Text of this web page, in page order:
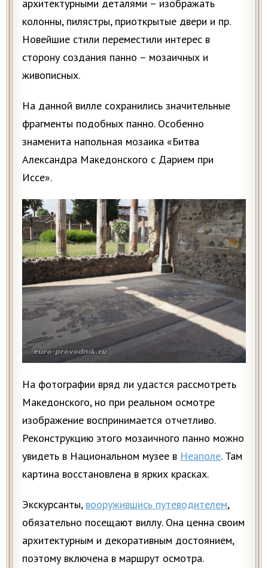
архитектурными деталями – изображать
колонны, пилястры, приоткрытые двери и пр.
Новейшие стили переместили интерес в
сторону создания панно – мозаичных и
живописных.
На данной вилле сохранились значительные
фрагменты подобных панно. Особенно
знаменита напольная мозаика «Битва
Александра Македонского с Дарием при
Иссе».
На фотографии вряд ли удастся рассмотреть
Македонского, но при реальном осмотре
изображение воспринимается отчетливо.
Реконструкцию этого мозаичного панно можно
увидеть в Национальном музее в Неаполе. Там
картина восстановлена в ярких красках.
Экскурсанты, вооружившись путеводителем,
обязательно посещают виллу. Она ценна своим
архитектурным и декоративным достоянием,
поэтому включена в маршрут осмотра.